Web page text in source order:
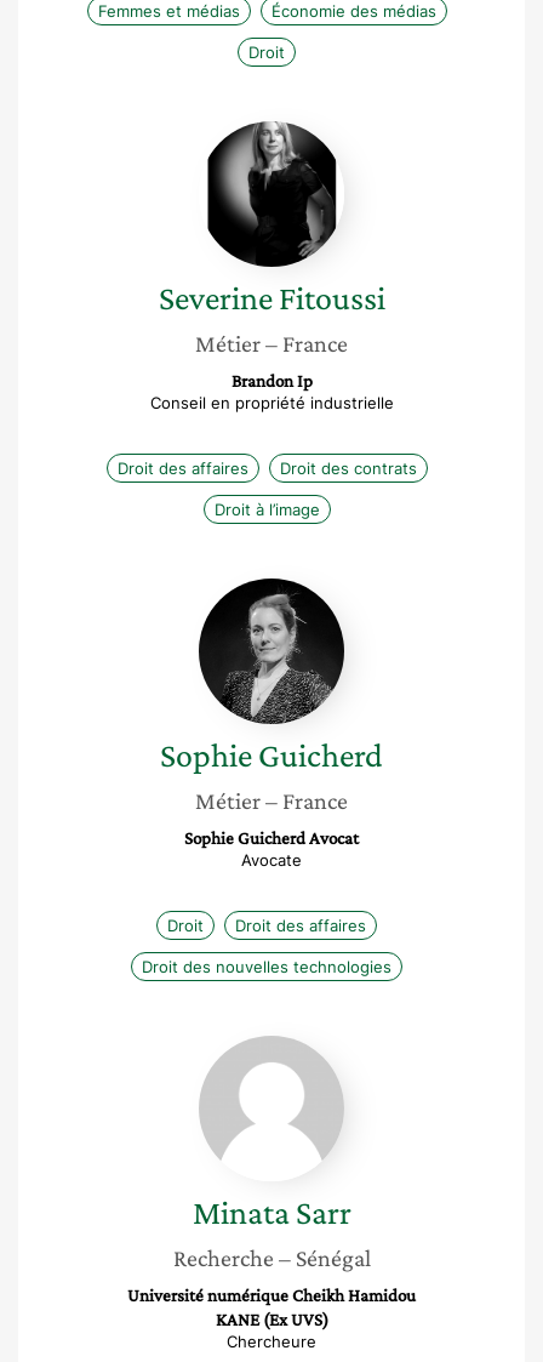
Femmes et médias Économie des médias
Droit
Severine
Fitoussi
Severine Fitoussi
Métier– France
Brandon Ip
Conseil en propriété industrielle
Droit des affaires Droit des contrats
Droit à l’image
Sophie
Guicherd
SophieGuicherd
Métier– France
Sophie Guicherd Avocat
Avocate
Droit Droit des affaires
Droit des nouvelles technologies
Minata
Sarr
Minata Sarr
Recherche – Sénégal
Université numérique Cheikh Hamidou
KANE (Ex UVS)
Chercheure